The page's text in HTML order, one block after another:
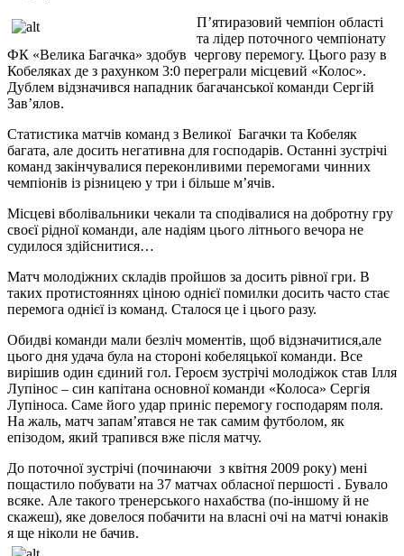
П’ятиразовий чемпіон області
та лідер поточного чемпіонату
ФК «Велика Багачка» здобув чергову перемогу. Цього разу в
Кобеляках де з рахунком 3:0 переграли місцевий «Колос».
Дублем відзначився нападник багачанської команди Сергій
Зав’ялов.
Статистика матчів команд з Великої Багачки та Кобеляк
багата, але досить негативна для господарів. Останні зустрічі
команд закінчувалися переконливими перемогами чинних
чемпіонів із різницею у три і більше м’ячів.
Місцеві вболівальники чекали та сподівалися на добротну гру
своєї рідної команди, але надіям цього літнього вечора не
судилося здійснитися…
Матч молодіжних складів пройшов за досить рівної гри. В
таких протистояннях ціною однієї помилки досить часто стає
перемога однієї із команд. Сталося це і цього разу.
Обидві команди мали безліч моментів, щоб відзначитися,але
цього дня удача була на стороні кобеляцької команди. Все
вирішив один єдиний гол. Героєм зустрічі молодіжок став Ілля
Лупінос – син капітана основної команди «Колоса» Сергія
Лупіноса. Саме його удар приніс перемогу господарям поля.
На жаль, матч запам’ятався не так самим футболом, як
епізодом, який трапився вже після матчу.
До поточної зустрічі (починаючи з квітня 2009 року) мені
пощастило побувати на 37 матчах обласної першості . Бувало
всяке. Але такого тренерського нахабства (по-іншому й не
скажеш), яке довелося побачити на власні очі на матчі юнаків
я ще ніколи не бачив.